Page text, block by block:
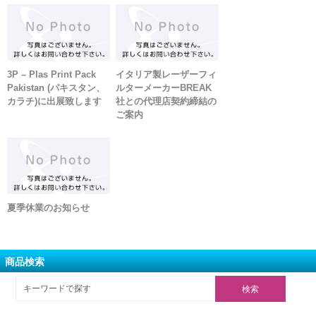
3P – Plas Print Pack
Pakistan (パキスタン、
カラチ)に出展致します
イタリア製レーザーフィ
ルターメーカーBREAK
社との代理店契約締結の
ご案内
夏季休業のお知らせ
商品検索